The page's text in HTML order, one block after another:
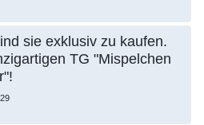
sie exklusiv zu kaufen.
TG "Mispelchen